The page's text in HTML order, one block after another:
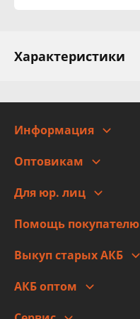
Характеристики
Информация
Адреса
Новости
Правовая информация
Оптовикам
Для юр. лиц
Помощь покупателю
Оплата
Гарантии и возврат
Выкуп старых АКБ
АКБ оптом